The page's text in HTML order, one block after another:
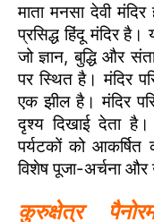
माता मनसा देवी
प्रसिद्ध हिंदू मंदिर है।
जो ज्ञान, बुद्धि और
पर स्थित है। मंदिर
एक झील है। मंदिर
दृश्य दिखाई देता
पर्यटकों को आकर्षित
विशेष पूजा-अर्चना
कुरुक्षेत्र